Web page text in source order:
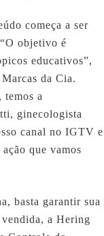
começa a ser
objetivo é
educativos”,
da Cia.
a
ginecologista
canal no IGTV e
que vamos
basta garantir sua
a Hering